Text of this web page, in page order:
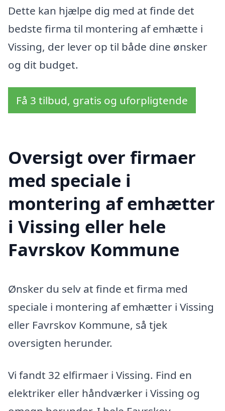
Dette kan hjælpe dig med at finde det
bedste firma til montering af emhætte i
Vissing, der lever op til både dine ønsker
og dit budget.
Få 3 tilbud, gratis og uforpligtende
Oversigt over firmaer
med speciale i
montering af emhætter
i Vissing eller hele
Favrskov Kommune
Ønsker du selv at finde et firma med
speciale i montering af emhætter i Vissing
eller Favrskov Kommune, så tjek
oversigten herunder.
Vi fandt 32 elfirmaer i Vissing. Find en
elektriker eller håndværker i Vissing og